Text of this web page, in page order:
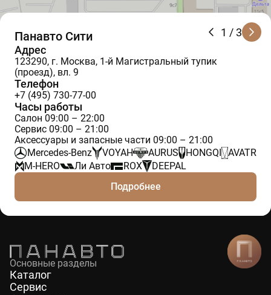
1 / 3
Панавто Сити
Адрес
123290, г. Москва, 1-й Магистральный тупик
(проезд), вл. 9
Телефон
+7 (495) 730-77-00
Часы работы
Салон 09:00 – 22:00
Сервис 09:00 – 21:00
Аксессуары и запасные части 09:00 – 21:00
Mercedes-Benz
VOYAH AURUS HONGQI
AVATR
M-HERO
Ли Авто ROX
DEEPAL
Подробнее
Основные разделы
Каталог
Сервис